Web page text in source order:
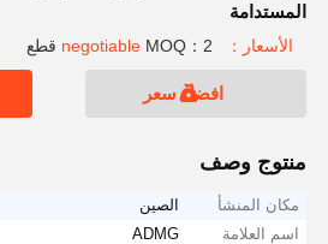
المستدامة
الأسعار：negotiable MOQ：2 قطع
افضل سعر
منتوج وصف
مكان المنشأ
الصين
اسم العلامة
ADMG